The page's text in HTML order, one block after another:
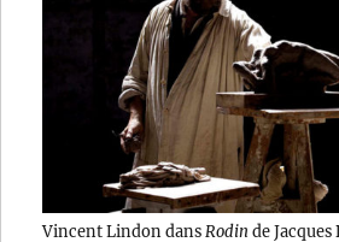
Vincent Lindon dans Rodin de